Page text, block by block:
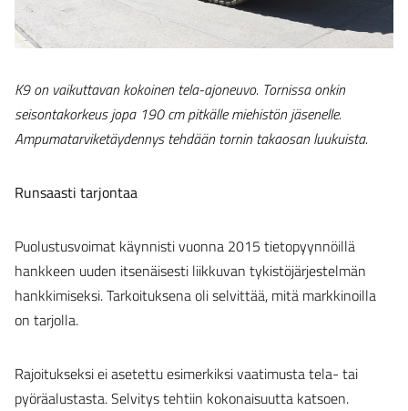
K9 on vaikuttavan kokoinen tela-ajoneuvo. Tornissa onkin
seisontakorkeus jopa 190 cm pitkälle miehistön jäsenelle.
Ampumatarviketäydennys tehdään tornin takaosan luukuista.
Runsaasti tarjontaa
Puolustusvoimat käynnisti vuonna 2015 tietopyynnöillä
hankkeen uuden itsenäisesti liikkuvan tykistöjärjestelmän
hankkimiseksi. Tarkoituksena oli selvittää, mitä markkinoilla
on tarjolla.
Rajoitukseksi ei asetettu esimerkiksi vaatimusta tela- tai
pyöräalustasta. Selvitys tehtiin kokonaisuutta katsoen.